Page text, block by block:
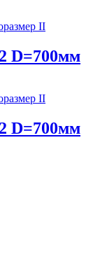
II
D=700мм
II
D=700мм